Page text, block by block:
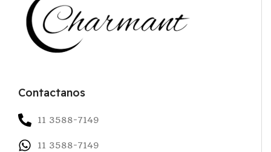
Contactanos
11 3588-7149
11 3588-7149